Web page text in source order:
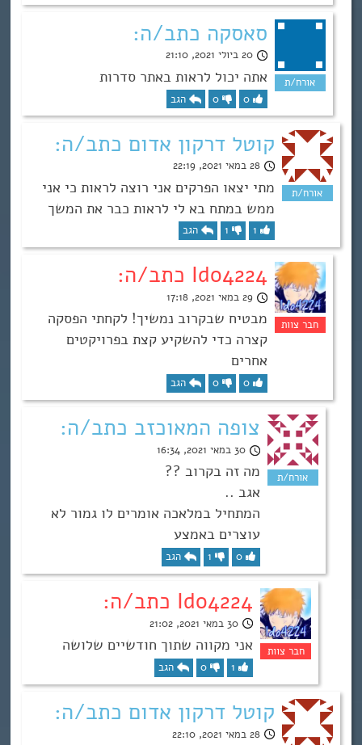
סאסקה כתב/ה:
20 ביולי 2021, 21:10
אתה יכול לראות באתר סדרות
0
0 הגב
קוטל דרקון אדום כתב/ה:
28 במאי 2021, 22:19
מתי יצאו הפרקים אני רוצה לראות כי אני
ממש במתח בא לי לראות כבר את המשך
1
1 הגב
Ido4224 כתב/ה:
29 במאי 2021, 17:18
מבטיח שבקרוב נמשיך! לקחתי הפסקה
קצרה כדי להשקיע קצת בפרויקטים
אחרים
0
0 הגב
צופה המאוכזב כתב/ה:
30 במאי 2021, 16:34
מה זה בקרוב ??
אגב ..
המתחיל במלאכה אומרים לו גמור לא
עוצרים באמצע
0
1 הגב
Ido4224 כתב/ה:
30 במאי 2021, 21:02
אני מקווה שתוך חודשיים שלושה
1
0 הגב
קוטל דרקון אדום כתב/ה:
28 במאי 2021, 22:10